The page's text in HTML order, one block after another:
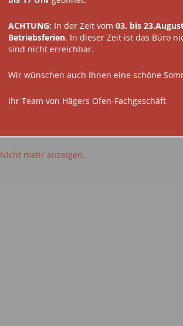
ACHTUNG: In der Zeit vom 03. bis
Betriebsferien. In dieser Zeit ist das Büro
sind nicht erreichbar.
Wir wünschen auch Ihnen eine schöne
Ihr Team von Hägers Ofen-Fachgeschäft
Nicht mehr anzeigen.